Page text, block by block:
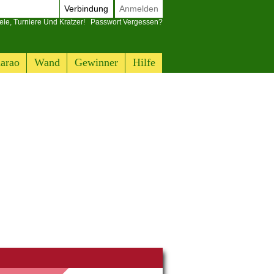
Wand Gewinner Hilfe
Verbindung Anmelden
Turniere Und Kratzer! Passwort Vergessen?